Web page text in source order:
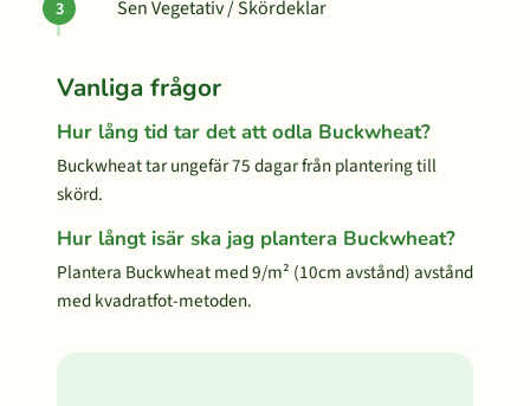
Sen Vegetativ / Skördeklar
Vanliga frågor
Hur lång tid tar det att odla Buckwheat?
Buckwheat tar ungefär 75 dagar från plantering till
skörd.
Hur långt isär ska jag plantera Buckwheat?
Plantera Buckwheat med 9/m² (10cm avstånd) avstånd
med kvadratfot-metoden.